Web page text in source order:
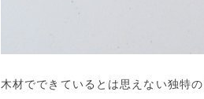
木材でできているとは思えない独特